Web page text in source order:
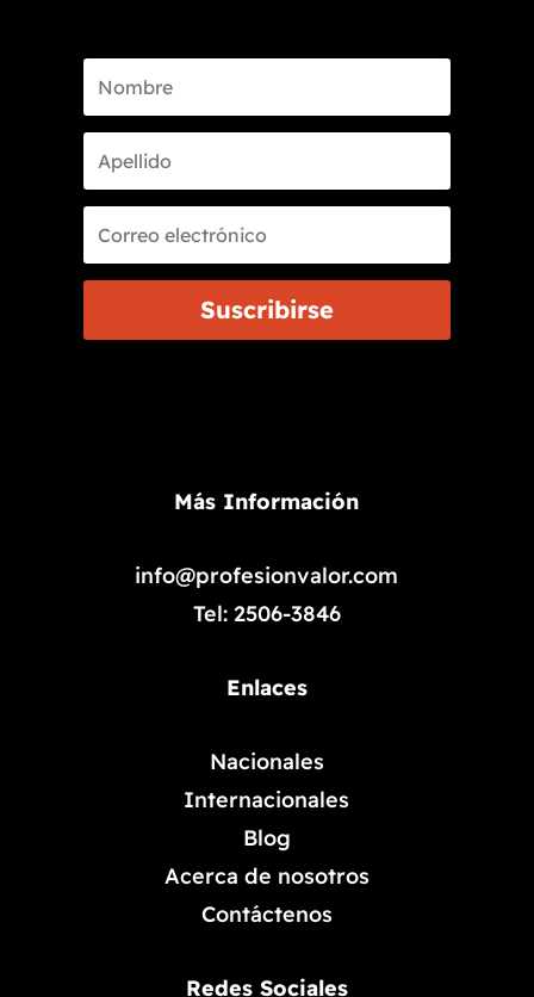
Suscribirse
Más Información
info@profesionvalor.com
Tel: 2506-3846
Enlaces
Nacionales
Internacionales
Blog
Acerca de nosotros
Contáctenos
Redes Sociales